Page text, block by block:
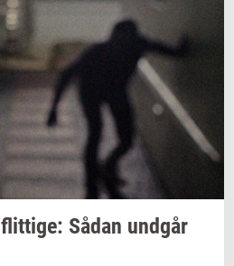
flit­ti­ge: Sådan und­går